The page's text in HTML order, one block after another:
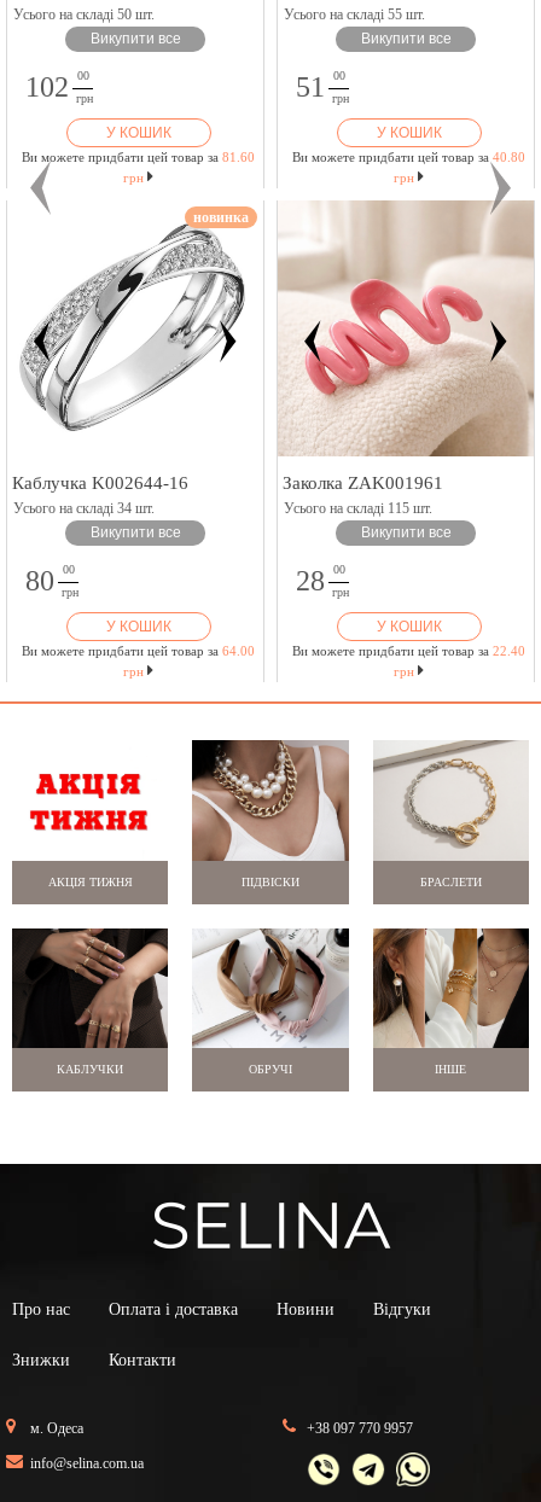
Усього на складі 50 шт.
Викупити все
102
00
грн
У КОШИК
Ви можете придбати цей товар за 81.60
грн
Усього на складі 55 шт.
Викупити все
51
00
грн
У КОШИК
Ви можете придбати цей товар за 40.80
грн
новинка
Каблучка K002644-16
Усього на складі 34 шт.
Викупити все
80
00
грн
У КОШИК
Ви можете придбати цей товар за 64.00
грн
Заколка ZAK001961
Усього на складі 115 шт.
Викупити все
28
00
грн
У КОШИК
Ви можете придбати цей товар за 22.40
грн
АКЦІЯ ТИЖНЯ ПІДВІСКИ БРАСЛЕТИ
КАБЛУЧКИ ОБРУЧІ ІНШЕ
Про нас Оплата і доставка Новини Відгуки
Знижки Контакти
м. Одеса
info@selina.com.ua
+38 097 770 9957